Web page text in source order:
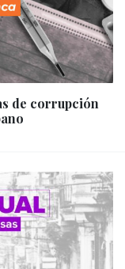
de corrupción